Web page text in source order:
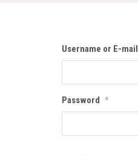
Username or E-mail
Password *